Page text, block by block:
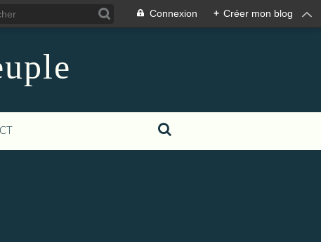
Connexion + Créer mon blog